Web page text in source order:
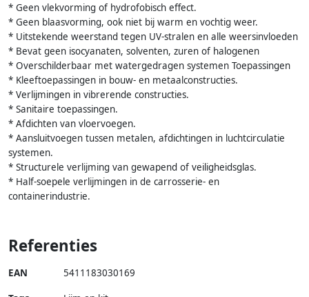
* Geen vlekvorming of hydrofobisch effect.
* Geen blaasvorming, ook niet bij warm en vochtig weer.
* Uitstekende weerstand tegen UV-stralen en alle weersinvloeden
* Bevat geen isocyanaten, solventen, zuren of halogenen
* Overschilderbaar met watergedragen systemen Toepassingen
* Kleeftoepassingen in bouw- en metaalconstructies.
* Verlijmingen in vibrerende constructies.
* Sanitaire toepassingen.
* Afdichten van vloervoegen.
* Aansluitvoegen tussen metalen, afdichtingen in luchtcirculatie
systemen.
* Structurele verlijming van gewapend of veiligheidsglas.
* Half-soepele verlijmingen in de carrosserie- en
containerindustrie.
Referenties
EAN 5411183030169